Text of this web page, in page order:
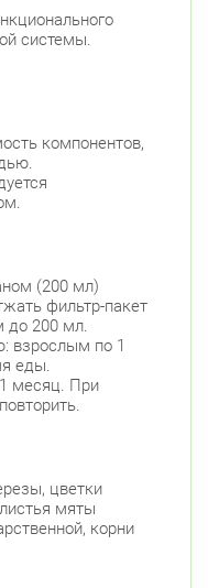
к. 1 Круглосуточно
пр.
системы.
компонентов,
(200 мл)
фильтр-пакет
до 200 мл.
взрослым по 1
еды.
месяц. При
цветки
мяты
корни